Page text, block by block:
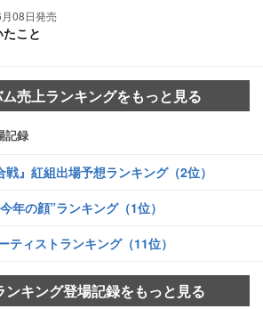
08日発売
こと
売上ランキングをもっと見る
記録
戦』紅組出場予想ランキング（2位）
年の顔”ランキング（1位）
ティストランキング（11位）
ンキング登場記録をもっと見る